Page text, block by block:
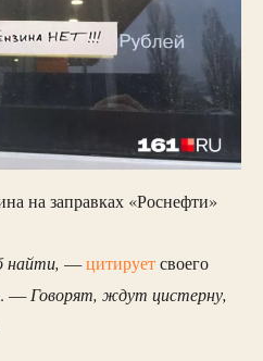
на заправках «Роснефти»
найти, —цитируетсвоего
—Говорят, ждут цистерну,